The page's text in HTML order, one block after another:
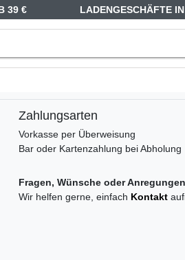
39 € LADENGESCHÄFTE
Zahlungsarten
Vorkasse per Überweisung
Bar oder Kartenzahlung bei Abholung
Fragen, Wünsche oder
Wir helfen gerne, einfach Kontakt